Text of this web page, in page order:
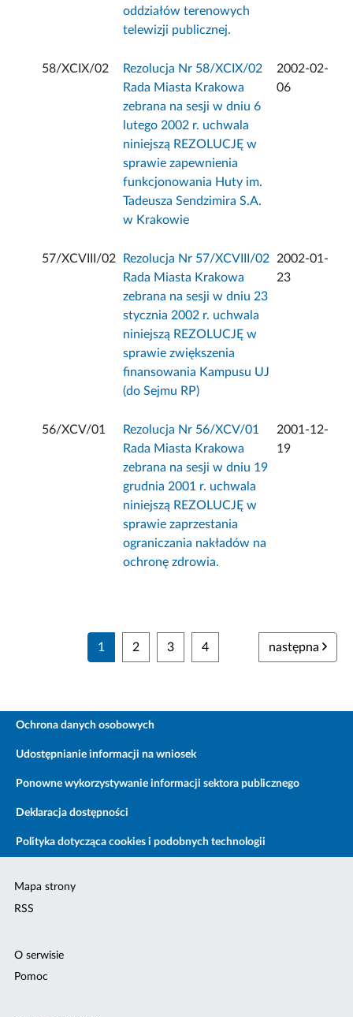
oddziałów terenowych
telewizji publicznej.
58/XCIX/02
Rezolucja Nr 58/XCIX/02
Rada Miasta Krakowa
zebrana na sesji w dniu 6
lutego 2002 r. uchwala
niniejszą REZOLUCJĘ w
sprawie zapewnienia
funkcjonowania Huty im.
Tadeusza Sendzimira S.A.
w Krakowie
2002-02-
06
57/XCVIII/02
Rezolucja Nr 57/XCVIII/02
Rada Miasta Krakowa
zebrana na sesji w dniu 23
stycznia 2002 r. uchwala
niniejszą REZOLUCJĘ w
sprawie zwiększenia
finansowania Kampusu UJ
(do Sejmu RP)
2002-01-
23
56/XCV/01
Rezolucja Nr 56/XCV/01
Rada Miasta Krakowa
zebrana na sesji w dniu 19
grudnia 2001 r. uchwala
niniejszą REZOLUCJĘ w
sprawie zaprzestania
ograniczania nakładów na
ochronę zdrowia.
2001-12-
19
1 2 3 4 następna
Ochrona danych osobowych
Udostępnianie informacji na wniosek
Ponowne wykorzystywanie informacji sektora publicznego
Deklaracja dostępności
Polityka dotycząca cookies i podobnych technologii
Mapa strony
RSS
O serwisie
Pomoc